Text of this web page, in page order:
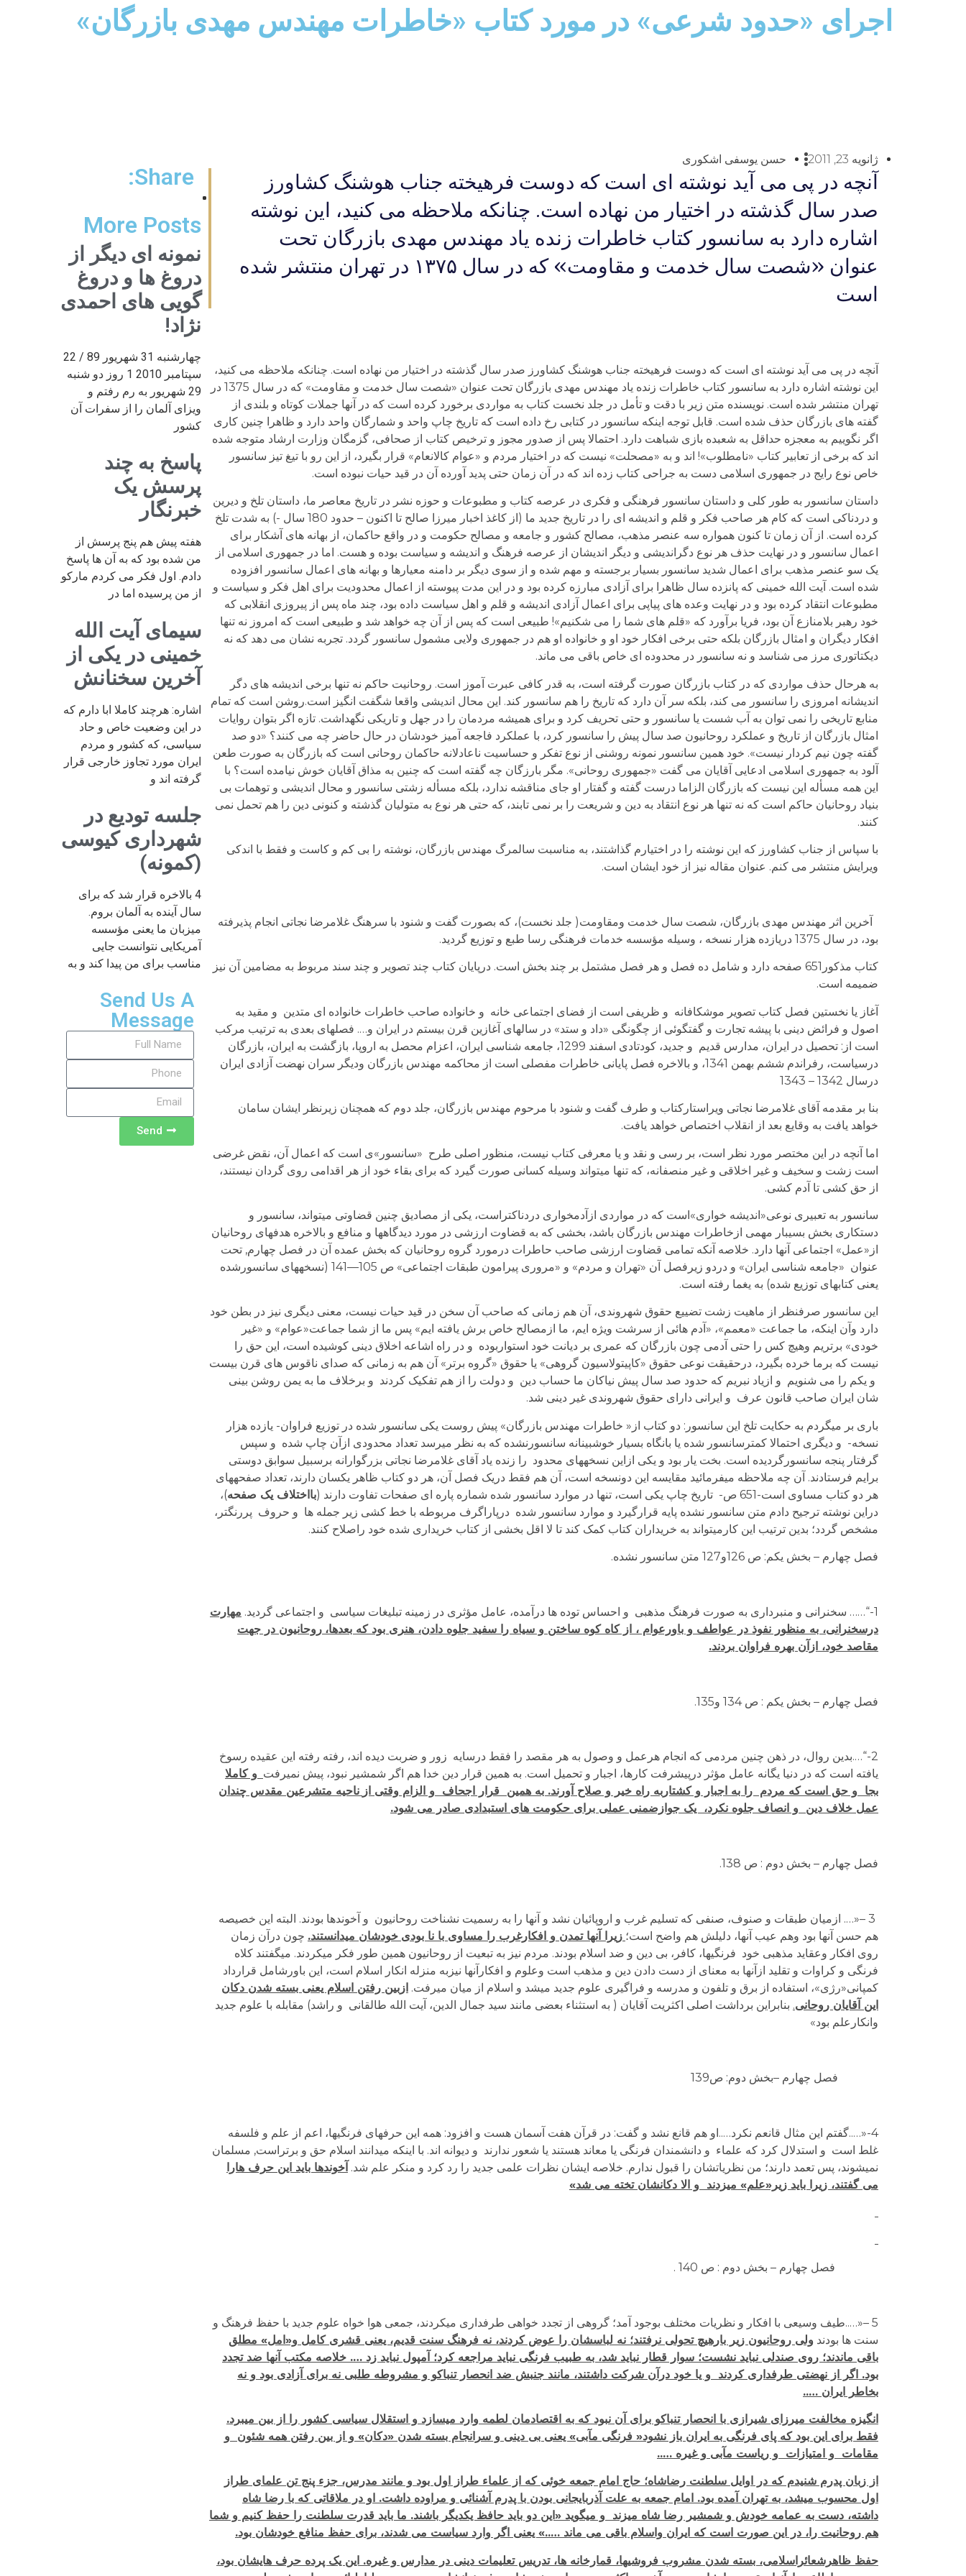
اجرای «حدود شرعی» در مورد کتاب «خاطرات مهندس مهدی بازرگان»
ژانویه 23, 2011 حسن یوسفی اشکوری
آنچه در پی می آید نوشته ای است که دوست فرهیخته جناب هوشنگ کشاورز
صدر سال گذشته در اختیار من نهاده است. چنانکه ملاحظه می کنید، این نوشته
اشاره دارد به سانسور کتاب خاطرات زنده یاد مهندس مهدی بازرگان تحت
عنوان «شصت سال خدمت و مقاومت» که در سال ۱۳۷۵ در تهران منتشر شده
است
آنچه در پی می آید نوشته ای است که دوست فرهیخته جناب هوشنگ کشاورز صدر سال گذشته در اختیار من نهاده است. چنانکه ملاحظه می کنید،
این نوشته اشاره دارد به سانسور کتاب خاطرات زنده یاد مهندس مهدی بازرگان تحت عنوان «شصت سال خدمت و مقاومت» که در سال 1375 در
تهران منتشر شده است. نویسنده متن زیر با دقت و تأمل در جلد نخست کتاب به مواردی برخورد کرده است که در آنها جملات کوتاه و بلندی از
گفته های بازرگان حذف شده است. قابل توجه اینکه سانسور در کتابی رخ داده است که تاریخ چاپ واحد و شمارگان واحد دارد و ظاهرا چنین کاری
اگر نگوییم به معجزه حداقل به شعبده بازی شباهت دارد. احتمالا پس از صدور مجوز و ترخیص کتاب از صحافی، گزمگان وزارت ارشاد متوجه شده
اند که برخی از تعابیر کتاب «نامطلوب»! اند و به «مصحلت» نیست که در اختیار مردم و «عوام کالانعام» قرار بگیرد، از این رو با تیغ تیز سانسور
خاص نوع رایج در جمهوری اسلامی دست به جراحی کتاب زده اند که در آن زمان حتی پدید آورده آن در قید حیات نبوده است.
داستان سانسور به طور کلی و داستان سانسور فرهنگی و فکری در عرصه کتاب و مطبوعات و حوزه نشر در تاریخ معاصر ما، داستان تلخ و دیرین
و دردناکی است که کام هر صاحب فکر و قلم و اندیشه ای را در تاریخ جدید ما (از کاغذ اخبار میرزا صالح تا اکنون – حدود 180 سال -) به شدت تلخ
کرده است. از آن زمان تا کنون همواره سه عنصر مذهب، مصالح کشور و جامعه و مصالح حکومت و در واقع حاکمان، از بهانه های آشکار برای
اعمال سانسور و در نهایت حذف هر نوع دگراندیشی و دیگر اندیشان از عرصه فرهنگ و اندیشه و سیاست بوده و هست. اما در جمهوری اسلامی از
یک سو عنصر مذهب برای اعمال شدید سانسور بسیار برجسته و مهم شده و از سوی دیگر بر دامنه معیارها و بهانه های اعمال سانسور افزوده
شده است. آیت الله خمینی که پانزده سال ظاهرا برای آزادی مبارزه کرده بود و در این مدت پیوسته از اعمال محدودیت برای اهل فکر و سیاست و
مطبوعات انتقاد کرده بود و در نهایت وعده های پیاپی برای اعمال آزادی اندیشه و قلم و اهل سیاست داده بود، چند ماه پس از پیروزی انقلابی که
خود رهبر بلامنازع آن بود، فریا برآورد که «قلم های شما را می شکنیم»! طبیعی است که پس از آن چه خواهد شد و طبیعی است که امروز نه تنها
افکار دیگران و امثال بازرگان بلکه حتی برخی افکار خود او و خانواده او هم در جمهوری ولایی مشمول سانسور گردد. تجربه نشان می دهد که نه
دیکتاتوری مرز می شناسد و نه سانسور در محدوده ای خاص باقی می ماند.
به هرحال حذف مواردی که در کتاب بازرگان صورت گرفته است، به قدر کافی عبرت آموز است. روحانیت حاکم نه تنها برخی اندیشه های دگر
اندیشانه امروزی را سانسور می کند، بلکه سر آن دارد که تاریخ را هم سانسور کند. این محال اندیشی واقعا شگفت انگیز است.روشن است که تمام
منابع تاریخی را نمی توان به آب شست یا سانسور و حتی تحریف کرد و برای همیشه مردمان را در جهل و تاریکی نگهداشت. تازه اگر بتوان روایات
امثال بازرگان از تاریخ و عملکرد روحانیون صد سال پیش را سانسور کرد، با عملکرد فاجعه آمیز خودشان در حال حاضر چه می کنند؟ «دو صد
گفته چون نیم کردار نیست». خود همین سانسور نمونه روشنی از نوع تفکر و حساسیت ناعادلانه حاکمان روحانی است که بازرگان به صورت طعن
آلود به جمهوری اسلامی ادعایی آقایان می گفت «جمهوری روحانی». مگر بارزگان چه گفته است که چنین به مذاق آقایان خوش نیامده است؟ با
این همه مسأله این نیست که بازرگان الزاما درست گفته و گفتار او جای مناقشه ندارد، بلکه مسأله زشتی سانسور و محال اندیشی و توهمات بی
بنیاد روحانیان حاکم است که نه تنها هر نوع انتقاد به دین و شریعت را بر نمی تابند، که حتی هر نوع به متولیان گذشته و کنونی دین را هم تحمل نمی
کنند.
با سپاس از جناب کشاورز که این نوشته را در اختیارم گذاشتند، به مناسبت سالمرگ مهندس بازرگان، نوشته را بی کم و کاست و فقط با اندکی
ویرایش منتشر می کنم. عنوان مقاله نیز از خود ایشان است.
آخرین اثر مهندس مهدی بازرگان، شصت سال خدمت ومقاومت( جلد نخست)، که بصورت گفت و شنود با سرهنگ غلامرضا نجاتی انجام پذیرفته
بود، در سال 1375 دریازده هزار نسخه ، وسیله مؤسسه خدمات فرهنگی رسا طبع و توزیع گردید.
کتاب مذکور651 صفحه دارد و شامل ده فصل و هر فصل مشتمل بر چند بخش است. درپایان کتاب چند تصویر و چند سند مربوط به مضامین آن نیز
ضمیمه است.
آغاز یا نخستین فصل کتاب تصویر موشکافانه و ظریفی است از فضای اجتماعی خانه و خانواده صاحب خاطرات خانواده ای متدین و مقید به
اصول و فرائض دینی با پیشه تجارت و گفتگوئی از چگونگی «داد و ستد» در سال­های آغازین قرن بیستم در ایران و…. فصل­های بعدی به ترتیب مرکب
است از: تحصیل در ایران، مدارس قدیم و جدید، کودتادی اسفند 1299، جامعه شناسی ایران، اعزام محصل به اروپا، بازگشت به ایران، بازرگان
درسیاست، رفراندم ششم بهمن 1341، و بالاخره فصل پایانی خاطرات مفصلی است از محاکمه مهندس بازرگان ودیگر سران نهضت آزادی ایران
درسال 1342 – 1343
بنا بر مقدمه آقای غلامرضا نجاتی ویراستارکتاب و طرف گفت و شنود با مرحوم مهندس بازرگان، جلد دوم که همچنان زیرنظر ایشان سامان
خواهد یافت به وقایع بعد از انقلاب اختصاص خواهد یافت.
اما آنچه در این مختصر مورد نظر است، بر رسی و نقد و یا معرفی کتاب نیست، منظور اصلی طرح «سانسور»ی است که اعمال آن، نقض غرضی
است زشت و سخیف و غیر اخلاقی و غیر منصفانه، که تنها می­تواند وسیله کسانی صورت گیرد که برای بقاء خود از هر اقدامی روی گردان نیستند،
از حق کشی تا آدم کشی.
سانسور به تعبیری نوعی«اندیشه خواری»است که در مواردی ازآدمخواری دردناکتراست، یکی از مصادیق چنین قضاوتی می­تواند، سانسور و
دستکاری بخش بسیبار مهمی ازخاطرات مهندس بازرگان باشد، بخشی که به قضاوت ارزشی در مورد دیدگاهها و منافع و بالاخره هدف­های روحانیان
از«عمل» اجتماعی آنها دارد. خلاصه آنکه تمامی قضاوت ارزشی صاحب حاطرات درمورد گروه روحانیان که بخش عمده آن در فصل چهارم, تحت
عنوان «جامعه شناسی ایران» و دردو زیرفصل آن «تهران و مردم» و «مروری پیرامون طبقات اجتماعی» ص 105—141 (نسخه­های سانسورشده
یعنی کتاب­های توزیع شده) به یغما رفته است.
این سانسور صرفنظر از ماهیت زشت تضییع حقوق شهروندی، آن هم زمانی که صاحب آن سخن در قید حیات نیست، معنی دیگری نیز در بطن خود
دارد وآن اینکه، ما جماعت «معمم»، «آدم هائی از سرشت ویژه ایم، ما ازمصالح خاص برش یافته ایم» پس ما از شما جماعت«عوام» و «غیر
خودی» برتریم وهیچ کس را حتی آدمی چون بازرگان که عمری بر دیانت خود استواربوده و در راه اشاعه اخلاق دینی کوشیده است، این حق را
نیست که برما خرده بگیرد، درحقیقت نوعی حقوق «کاپیتولاسیون گروهی» یا حقوق «گروه برتر» آن هم به زمانی که صدای ناقوس های قرن بیست
و یکم را می شنویم و ازیاد نبریم که حدود صد سال پیش نیاکان ما حساب دین و دولت را از هم تفکیک کردند و برخلاف ما به یمن روشن بینی
شان ایران صاحب قانون عرف و ایرانی دارای حقوق شهروندی غیر دینی شد.
باری بر می­گردم به حکایت تلخ این سانسور: دو کتاب از« خاطرات مهندس بازرگان» پیش روست یکی سانسور شده در توزیع فراوان- یازده هزار
نسخه- و دیگری احتمالا کمترسانسور شده یا بانگاه بسیار خوشبینانه سانسورنشده که به­ نظر می­رسد تعداد محدودی ازآن چاپ شده و سپس
گرفتار پنجه سانسورگردیده است. بخت یار بود و یکی ازاین نسخه­های محدود را زنده یاد آقای غلامرضا نجاتی بزرگوارانه برسبیل سوابق دوستی
برایم فرستادند. آن چه ملاحظه می­فرمائید مقایسه این دونسخه است، آن هم فقط دریک فصل آن، هر دو کتاب ظاهر یکسان دارند، تعداد صفحه­های
هر دو کتاب مساوی است-651 ص- تاریخ چاپ یکی است، تنها در موارد سانسور شده شماره پاره ای صفحات تفاوت دارند (
بااختلاف یک صفحه)،
دراین نوشته ترجیح دادم متن سانسور نشده پایه قرارگیرد و موارد سانسور شده درپاراگرف مربوطه با خط کشی زیر جمله ها و حروف پررنگتر،
مشخص گردد؛ بدین ترتیب این کارمی­تواند به خریداران کتاب کمک کند تا لا اقل بخشی از کتاب خریداری شده خود راصلاح کنند.
فصل چهارم – بخش یکم: ص 126و127 متن سانسور نشده.
1-“…… سخنرانی و منبرداری به صورت فرهنگ مذهبی و احساس توده ها درآمده، عامل مؤثری در زمینه تبلیغات سیاسی و اجتماعی گردید.
مهارت
درسخنرانی، به­ منظور نفوذ در عواطف و باورعوام ، از کاه کوه ساختن و سیاه را سفید جلوه دادن، هنری بود که بعدها، روحانیون در جهت
مقاصد خود، ازآن بهره فراوان بردند.
فصل چهارم – بخش یکم : ص 134 و135.
2-“….بدین روال، در ذهن چنین مردمی که انجام هرعمل و وصول به هر مقصد را فقط درسایه زور و ضربت دیده اند، رفته رفته این عقیده رسوخ
یافته است که در دنیا یگانه عامل مؤثر درپیشرفت کارها، اجبار و تحمیل است. به­ همین قرار دین خدا هم اگر شمشیر نبود، پیش نمی­رفت و کاملا
بجا و حق است که مردم را به اجبار و کشتاربه راه خیر و صلاح آورند. به همین قرار اجحاف و الزام وقتی از ناحیه متشرعین مقدس چندان
عمل خلاف دین و انصاف جلوه نکرد، یک جوازضمنی عملی برای حکومت های استبدادی صادر می شود.
فصل چهارم – بخش دوم : ص 138.
3 –«…. ازمیان طبقات و صنوف، صنفی که تسلیم غرب و اروپائیان نشد و آنها را به رسمیت نشناخت روحانیون و آخوندها بودند. البته این خصیصه
هم حسن آنها بود وهم عیب آنها، دلیلش هم واضح است؛ زیرا آنها تمدن و افکارغرب را مساوی با نا بودی خودشان می­دانستند. چون درآن زمان
روی افکار وعقاید مذهبی خود فرنگی­ها، کافر، بی دین و ضد اسلام بودند. مردم نیز به تبعیت از روحانیون همین طور فکر می­کردند. می­گفتند کلاه
فرنگی و کراوات و تقلید ازآنها به معنای از دست دادن دین و مذهب است وعلوم و افکارآنها نیزبه منزله انکار اسلام است، این باورشامل قرارداد
کمپانی«رژی»، استفاده از برق و تلفون و مدرسه و فراگیری علوم جدید می­شد و اسلام از میان می­رفت. ازبین رفتن اسلام یعنی بسته شدن دکان
این آقایان روحانی. بنابراین برداشت اصلی اکثریت آقایان ( به استثناء بعضی مانند سید جمال الدین، آیت الله طالقانی و راشد) مقابله با علوم جدید
وانکارعلم بود»
فصل چهارم –بخش دوم: ص139
4-«…..گفتم این مثال قانعم نکرد…..او هم قانع نشد و گفت: در قرآن هفت آسمان هست و افزود: همه این حرف­های فرنگی­ها، اعم از علم و فلسفه
غلط است و استدلال کرد که علماء و دانشمندان فرنگی یا معاند هستند یا شعور ندارند و دیوانه اند. با اینکه می­دانند اسلام حق و برتراست, مسلمان
نمی­شوند، پس تعمد دارند؛ من نظریاتشان را قبول ندارم. خلاصه ایشان نظرات علمی جدید را رد کرد و منکر علم شد. آخوندها باید این حرف هارا
می گفتند، زیرا باید زیر«علم» می­زدند و الا دکانشان تخته می شد»
فصل چهارم – بخش دوم : ص 140 .
5 –«…..طیف وسیعی با افکار و نظریات مختلف بوجود آمد؛ گروهی از تجدد خواهی طرفداری می­کردند، جمعی هوا خواه علوم جدید با حفظ فرهنگ و
سنت ها بودند ولی روحانیون زیر بارهیچ تحولی نرفتند؛ نه لباسشان را عوض کردند، نه فرهنگ سنت قدیم، یعنی قشری کامل و«امل» مطلق
باقی ماندند؛ روی صندلی نباید نشست؛ سوار قطار نباید شد، به طبیب فرنگی نباید مراجعه کرد؛ آمپول نباید زد …. خلاصه مکتب آنها ضد تجدد
بود. اگر از نهضتی طرفداری کردند و یا خود درآن شرکت داشتند، مانند جنبش ضد انحصار تنباکو و مشروطه طلبی نه برای آزادی بود و نه
بخاطر ایران …..
انگیزه مخالفت میرزای شیرازی با انحصار تنباکو برای آن نبود که به اقتصادمان لطمه وارد می­سازد و استقلال سیاسی کشور را از بین می­برد.
فقط برای این بود که پای فرنگی به ایران باز نشود« فرنگی مآبی» یعنی بی دینی و سرانجام بسته شدن «دکان» و از بین رفتن همه شئون و
مقامات و امتیازات و ریاست مآبی و غیره …..
از زبان پدرم شنیدم که در اوایل سلطنت رضاشاه؛ حاج امام جمعه خوئی که از علماء طراز اول بود و مانند مدرس، جزء پنج تن علمای طراز
اول محسوب می­شد، به تهران آمده بود. امام جمعه به علت آذربایجانی بودن با پدرم آشنائی و مراوده داشت. او در ملاقاتی که با رضا شاه
داشته، دست به عمامه خودش و شمشیر رضا شاه می­زند و می­گوید «این دو باید حافظ یکدیگر باشند. ما باید قدرت سلطنت را حفظ کنیم و شما
هم روحانیت را، در این صورت است که ایران واسلام باقی می ماند …..» یعنی اگر وارد سیاست می شدند، برای حفظ منافع خودشان بود.
حفظ ظاهرشعائراسلامی، بسته شدن مشروب فروشی­ها، قمارخانه ها، تدریس تعلیمات دینی در مدارس و غیره. این یک پرده حرف هایشان بود،
Share:
More Posts
نمونه ای دیگر از
دروغ ها و دروغ
گویی های احمدی
نژاد!
چهارشنبه 31 شهریور 89 / 22
سپتامبر 2010 1 روز دو شنبه
29 شهریور به رم رفتم و
ویزای آلمان را از سفرات آن
کشور
پاسخ به چند
پرسش یک
خبرنگار
هفته پیش هم پنج پرسش از
من شده بود که به آن ها پاسخ
دادم. اول فکر می کردم مارکو
از من پرسیده اما در
سیمای آیت الله
خمینی در یکی از
آخرین سخنانش
اشاره: هرچند کاملا ابا دارم که
در این وضعیت خاص و حاد
سیاسی، که کشور و مردم
ایران مورد تجاوز خارجی قرار
گرفته اند و
جلسه تودیع در
شهرداری کیوسی
(کمونه)
4 بالاخره قرار شد که برای
سال آینده به آلمان بروم.
میزبان ما یعنی مؤسسه
آمریکایی نتوانست جایی
مناسب برای من پیدا کند و به
Send Us A
Message
Send